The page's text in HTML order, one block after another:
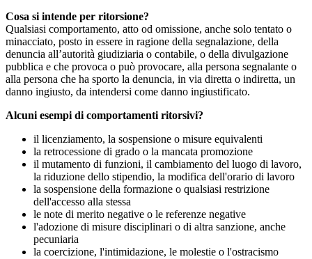
Cosa si intende per ritorsione?
Qualsiasi comportamento, atto od omissione, anche solo tentato o
minacciato, posto in essere in ragione della segnalazione, della
denuncia all’autorità giudiziaria o contabile, o della divulgazione
pubblica e che provoca o può provocare, alla persona segnalante o
alla persona che ha sporto la denuncia, in via diretta o indiretta, un
danno ingiusto, da intendersi come danno ingiustificato.
Alcuni esempi di comportamenti ritorsivi?
il licenziamento, la sospensione o misure equivalenti
la retrocessione di grado o la mancata promozione
il mutamento di funzioni, il cambiamento del luogo di lavoro,
la riduzione dello stipendio, la modifica dell'orario di lavoro
la sospensione della formazione o qualsiasi restrizione
dell'accesso alla stessa
le note di merito negative o le referenze negative
l'adozione di misure disciplinari o di altra sanzione, anche
pecuniaria
la coercizione, l'intimidazione, le molestie o l'ostracismo